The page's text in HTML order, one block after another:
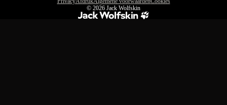
© 2026 Jack Wolfskin